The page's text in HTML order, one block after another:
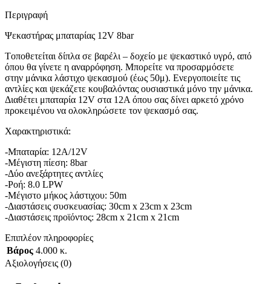
Περιγραφή
Ψεκαστήρας μπαταρίας 12V 8bar
Tοποθετείται δίπλα σε βαρέλι – δοχείο με ψεκαστικό υγρό, από
όπου θα γίνετε η αναρρόφηση. Μπορείτε να προσαρμόσετε
στην μάνικα λάστιχο ψεκασμού (έως 50μ). Ενεργοποιείτε τις
αντλίες και ψεκάζετε κουβαλόντας ουσιαστικά μόνο την μάνικα.
Διαθέτει μπαταρία 12V στα 12A όπου σας δίνει αρκετό χρόνο
προκειμένου να ολοκληρώσετε τον ψεκασμό σας.
Χαρακτηριστικά:
-Μπαταρία: 12Α/12V
-Μέγιστη πίεση: 8bar
-Δύο ανεξάρτητες αντλίες
-Ροή: 8.0 LPW
-Μέγιστο μήκος λάστιχου: 50m
-Διαστάσεις συσκευασίας: 30cm x 23cm x 23cm
-Διαστάσεις προϊόντος: 28cm x 21cm x 21cm
Επιπλέον πληροφορίες
Βάρος 4.000 κ.
Αξιολογήσεις (0)